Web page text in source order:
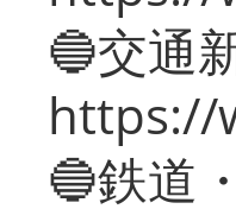
🔵交通
https://
🔵鉄道